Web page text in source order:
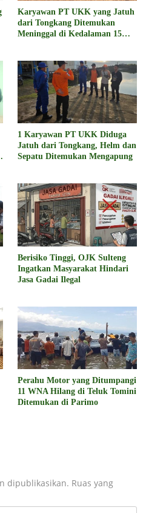
Karyawan PT UKK yang Jatuh
dari Tongkang Ditemukan
Meninggal di Kedalaman 15
1 Karyawan PT UKK Diduga
Jatuh dari Tongkang, Helm dan
Sepatu Ditemukan Mengapung
Berisiko Tinggi, OJK Sulteng
Ingatkan Masyarakat Hindari
Jasa Gadai Ilegal
Perahu Motor yang Ditumpangi
11 WNA Hilang di Teluk Tomini
Ditemukan di Parimo
dipublikasikan. Ruas yang